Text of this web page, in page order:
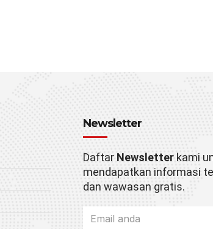
Newsletter
Daftar Newsletterkami
mendapatkan informasi
dan wawasan gratis.